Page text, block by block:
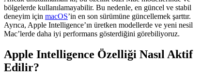
bölgelerde kullanılamayabilir. Bu nedenle, en güncel ve stabil
deneyim için macOS’in en son sürümüne güncellemek şarttır.
Ayrıca, Apple Intelligence’ın üretken modellerde ve yeni nesil
Mac’lerde daha iyi performans gösterdiğini görebiliyoruz.
Apple Intelligence Özelliği Nasıl Aktif
Edilir?